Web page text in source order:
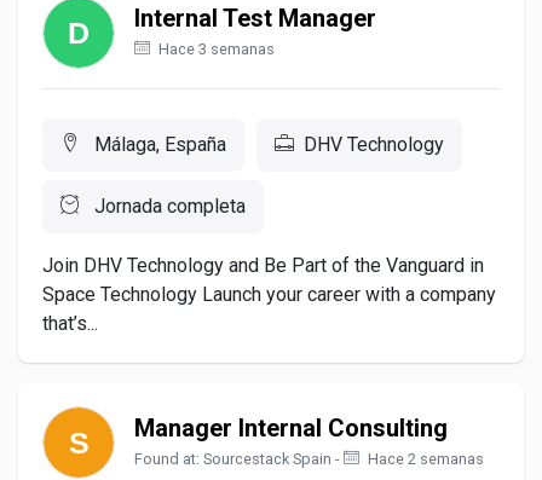
Internal Test Manager
Hace 3 semanas
Málaga, España DHV Technology
Jornada completa
Join DHV Technology and Be Part of the Vanguard in
Space Technology Launch your career with a company
that’s...
Manager Internal Consulting
Found at: Sourcestack Spain - Hace 2 semanas